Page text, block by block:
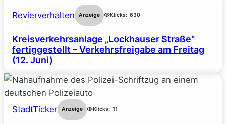
Revierverhalten Anzeige Klicks: 630
Kreisverkehrsanlage „Lockhauser Straße“
fertiggestellt – Verkehrsfreigabe am Freitag
(12. Juni)
StadtTicker Anzeige Klicks: 11